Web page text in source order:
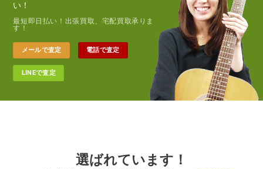
い！
最短即日払い！出張買取、宅配買取承りま
す！
メールで査定 電話で査定
LINEで査定
選ばれています！